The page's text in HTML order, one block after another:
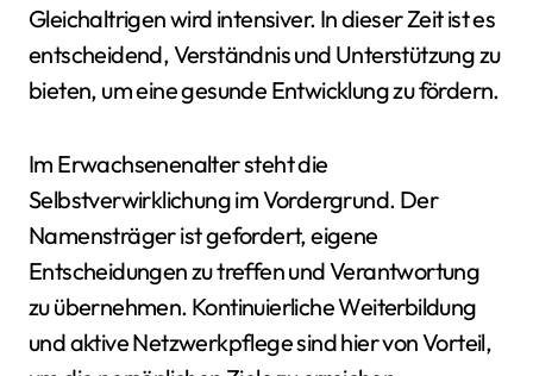
Gleichaltrigen wird intensiver. In dieser Zeit ist es
entscheidend, Verständnis und Unterstützung zu
bieten, um eine gesunde Entwicklung zu fördern.
Im Erwachsenenalter steht die
Selbstverwirklichung im Vordergrund. Der
Namensträger ist gefordert, eigene
Entscheidungen zu treffen und Verantwortung
zu übernehmen. Kontinuierliche Weiterbildung
und aktive Netzwerkpflege sind hier von Vorteil,